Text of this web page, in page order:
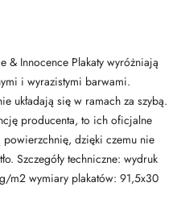
& Innocence Plakaty wyróżniają
i wyrazistymi barwami.
układają się w ramach za szybą.
producenta, to ich oficjalne
powierzchnię, dzięki czemu nie
Szczegóły techniczne: wydruk
m2 wymiary plakatów: 91,5x30